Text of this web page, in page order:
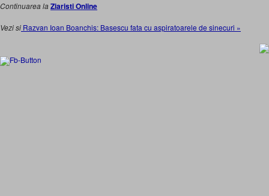
Continuarea laZiaristi Online
Vezi si Razvan Ioan Boanchis: Basescu fata cu aspiratoarele de sinecuri »